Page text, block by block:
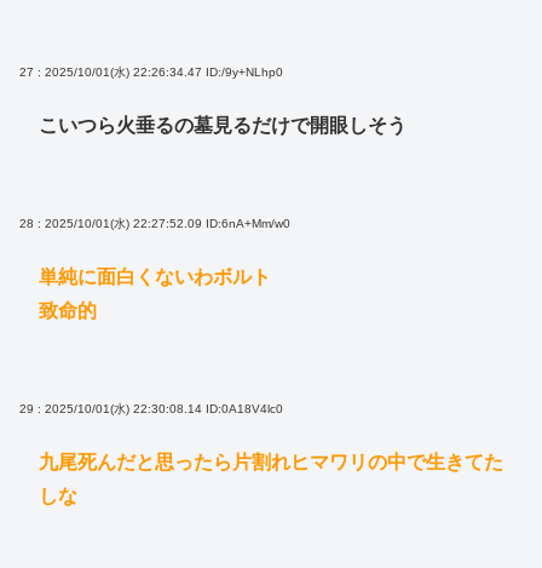
27 : 2025/10/01(水) 22:26:34.47 ID:/9y+NLhp0
こいつら火垂るの墓見るだけで開眼しそう
28 : 2025/10/01(水) 22:27:52.09 ID:6nA+Mm/w0
単純に面白くないわボルト
致命的
29 : 2025/10/01(水) 22:30:08.14 ID:0A18V4lc0
九尾死んだと思ったら片割れヒマワリの中で生きてた
しな